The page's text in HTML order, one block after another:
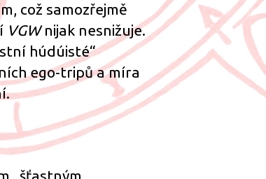
což samozřejmě
VGWnijak nesnižuje.
húdúisté“
ego-tripů a míra
„šťastným